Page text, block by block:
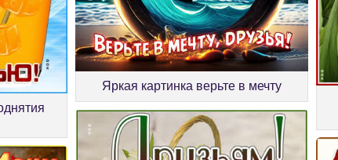
Яркая картинка верьте в мечту